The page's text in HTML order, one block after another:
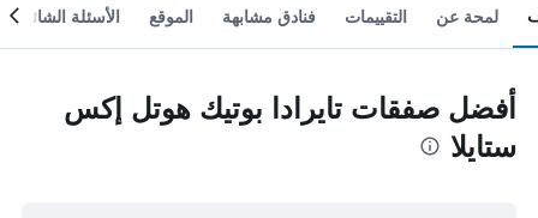
لمحة عن التقييمات فنادق مشابهة الموقع الأسئلة الشائعة
أفضل صفقات تايرادا بوتيك هوتل إكس
ستايلا